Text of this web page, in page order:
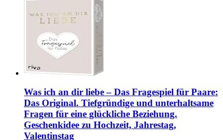
Was ich an dir liebe – Das Fragespiel für Paare:
Das Original. Tiefgründige und unterhaltsame
Fragen für eine glückliche Beziehung.
Geschenkidee zu Hochzeit, Jahrestag,
Valentinstag